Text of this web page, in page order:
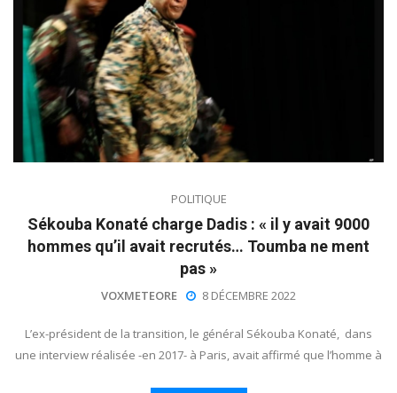
POLITIQUE
Sékouba Konaté charge Dadis : « il y avait 9000
hommes qu’il avait recrutés… Toumba ne ment
pas »
VOXMETEORE 8 DÉCEMBRE 2022
L’ex-président de la transition, le général Sékouba Konaté, dans
une interview réalisée -en 2017- à Paris, avait affirmé que l’homme à